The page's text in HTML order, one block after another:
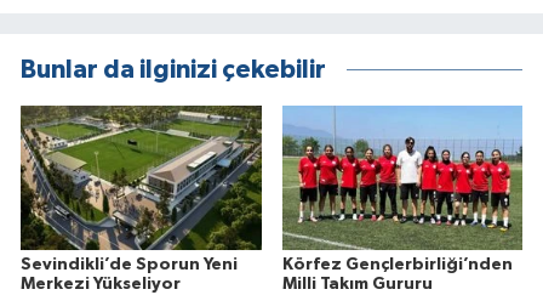
Bunlar da ilginizi çekebilir
Sevindikli’de Sporun Yeni
Merkezi Yükseliyor
Körfez Gençlerbirliği’nden
Milli Takım Gururu